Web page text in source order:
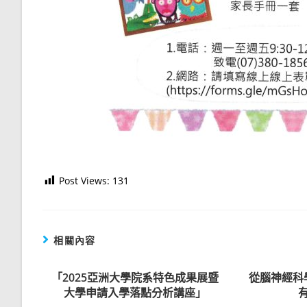
Post Views: 131
相關內容
「2025亞洲大學院系特色成果展暨
大學申請入學落點分析講座」
從腦神經